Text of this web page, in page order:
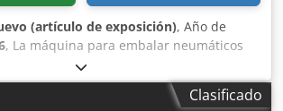
(artículo de exposición), Año de
, La máquina para embalar neumáticos
2, es ideal para empresas que se dedican
neumáticos y que gestionan un gran
usados. Esta máquina triple es la
Clasificado